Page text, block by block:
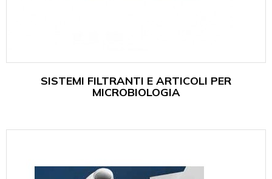
SISTEMI FILTRANTI E ARTICOLI PER
MICROBIOLOGIA